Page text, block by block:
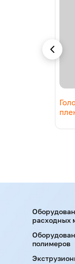
расходных
полимеров